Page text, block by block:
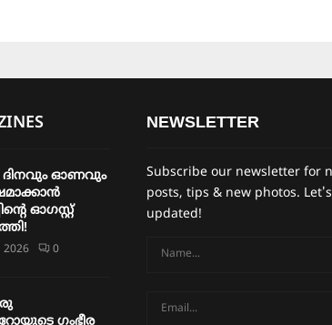
ദിനവും ഓണവും
ഓഗസ്റ്റ്
2026 0
NEWSLETTER
Subscribe our newsletter for
posts, tips & new photos.
updated!